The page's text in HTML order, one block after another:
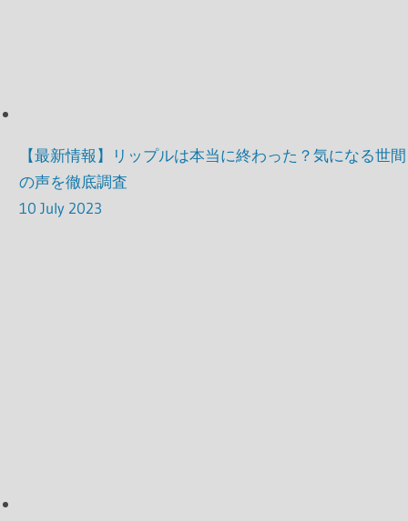
【最新情報】リップルは本当に終わった？気になる世間
の声を徹底調査
10 July 2023